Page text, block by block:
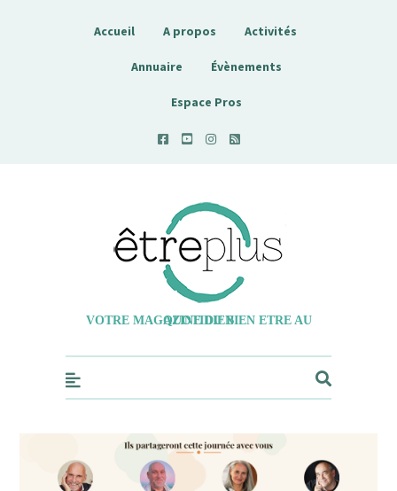
Accueil A propos Activités
Annuaire Évènements
Espace Pros
Etreplus
VOTRE MAGAZINE DU BIEN ETRE AU QUOTIDIEN